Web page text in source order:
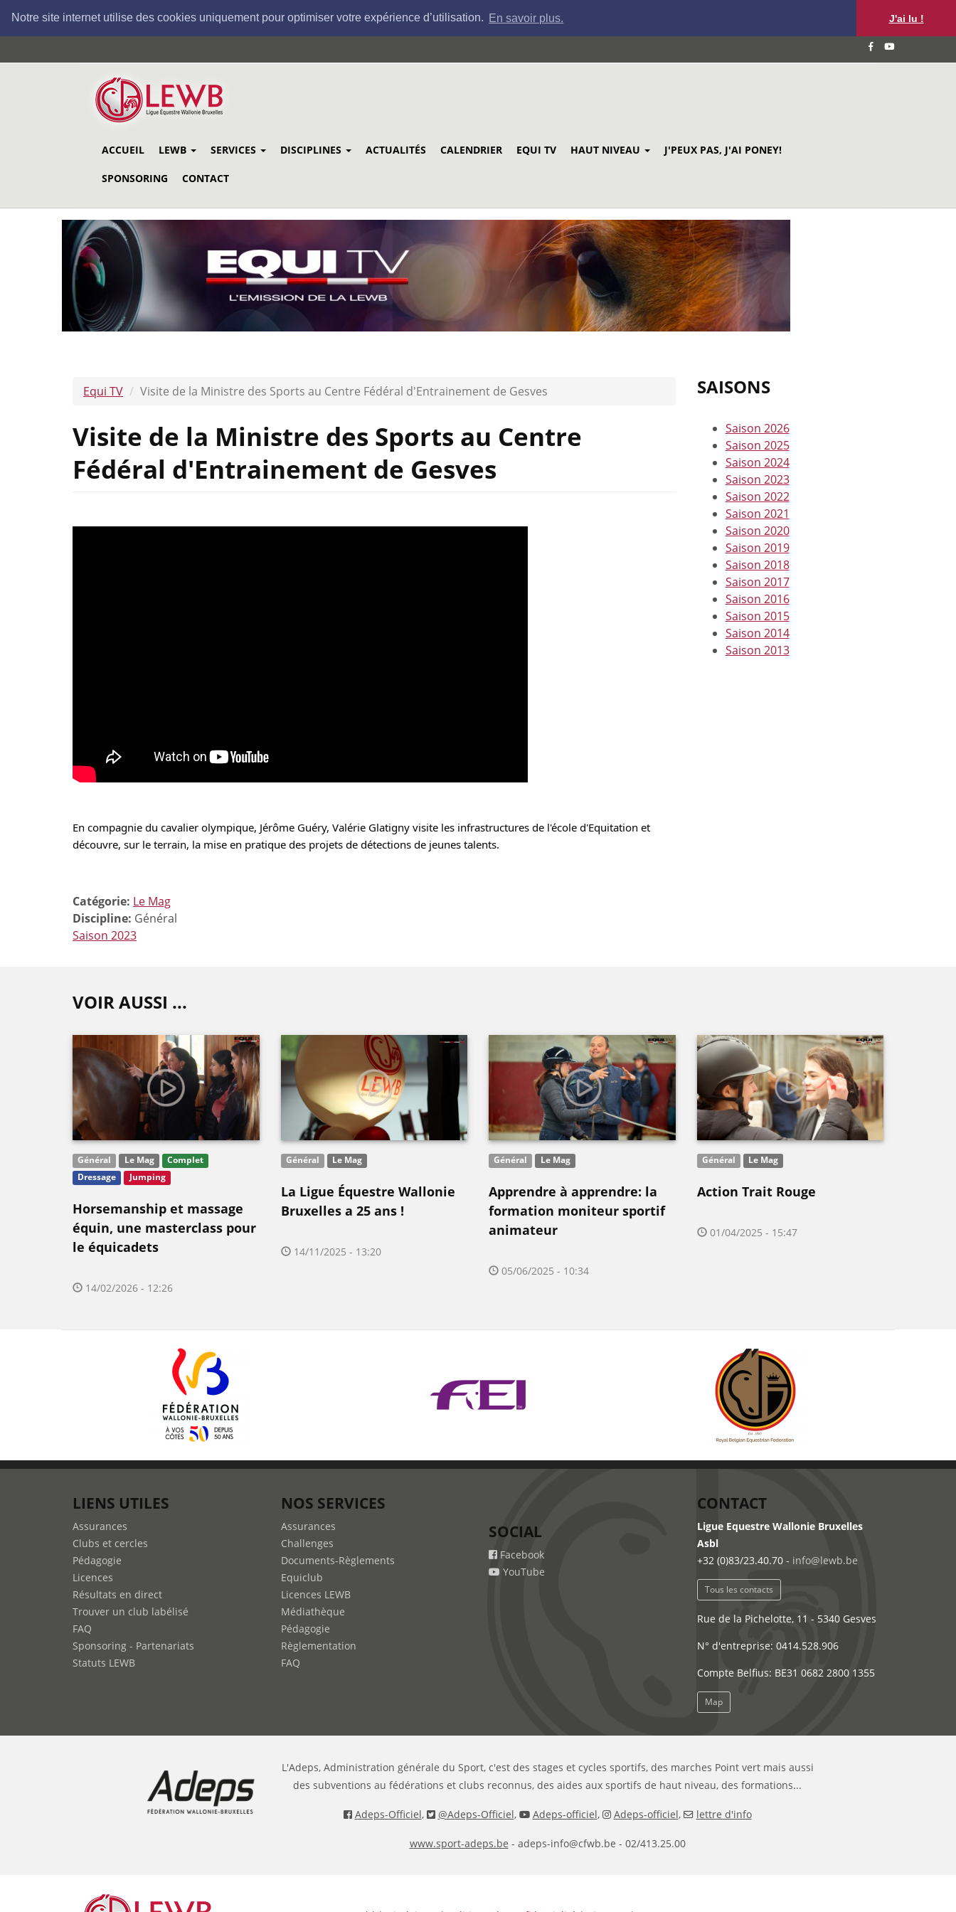
Notre site internet utilise des cookies uniquement pour optimiser votre expérience d’utilisation. En savoir plus. J'ai lu !
au
ACCUEIL LEWB SERVICES DISCIPLINES ACTUALITÉS CALENDRIER EQUI TV HAUT NIVEAU J'PEUX PAS, J'AI PONEY!
SPONSORING CONTACT
Equi TV Visite de la Ministre des Sports au Centre Fédéral d'Entrainement de Gesves
Visite de la Ministre des Sports au Centre
Fédéral d'Entrainement de Gesves
En compagnie du cavalier olympique, Jérôme Guéry, Valérie Glatigny visite les infrastructures de l'école d'Equitation et
découvre, sur le terrain, la mise en pratique des projets de détections de jeunes talents.
Catégorie: Le Mag
Discipline: Général
Saison 2023
SAISONS
Saison 2026
Saison 2025
Saison 2024
Saison 2023
Saison 2022
Saison 2021
Saison 2020
Saison 2019
Saison 2018
Saison 2017
Saison 2016
Saison 2015
Saison 2014
Saison 2013
VOIR AUSSI ...
Général Le Mag
Complet
Dressage
Jumping
Horsemanship et massage
équin, une masterclass pour
le équicadets
14/02/2026 - 12:26
Général Le Mag
La Ligue Équestre Wallonie
Bruxelles a 25 ans !
14/11/2025 - 13:20
Général Le Mag
Apprendre à apprendre: la
formation moniteur sportif
animateur
05/06/2025 - 10:34
Général Le Mag
Action Trait Rouge
01/04/2025 - 15:47
LIENS UTILES
Assurances
Clubs et cercles
Pédagogie
Licences
Résultats en direct
Trouver un club labélisé
FAQ
Sponsoring - Partenariats
Statuts LEWB
NOS SERVICES
Assurances
Challenges
Documents-Règlements
Equiclub
Licences LEWB
Médiathèque
Pédagogie
Règlementation
FAQ
SOCIAL
Facebook
YouTube
CONTACT
Ligue Equestre Wallonie Bruxelles
Asbl
+32 (0)83/23.40.70 - info@lewb.be
Tous les contacts
Rue de la Pichelotte, 11 - 5340 Gesves
N° d'entreprise: 0414.528.906
Compte Belfius: BE31 0682 2800 1355
Map
L'Adeps, Administration générale du Sport, c'est des stages et cycles sportifs, des marches Point vert mais aussi
des subventions au fédérations et clubs reconnus, des aides aux sportifs de haut niveau, des formations...
Adeps-Officiel, @Adeps-Officiel, Adeps-officiel, Adeps-officiel, lettre d'info
www.sport-adeps.be - adeps-info@cfwb.be - 02/413.25.00